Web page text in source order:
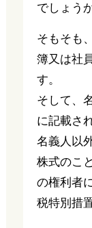
でしょうか
そもそも
簿又は社
す。
そして、
に記載さ
名義人以
株式のこ
の権利者
税特別措